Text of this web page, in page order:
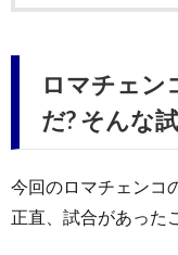
ロマチェン
だ? そんな
今回のロマチェンコ
正直、試合があった